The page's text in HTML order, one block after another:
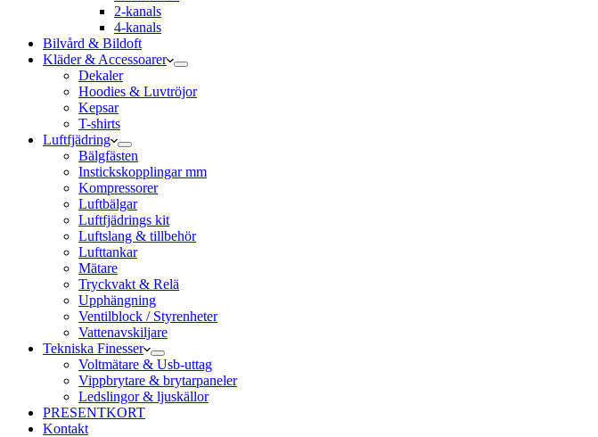
2-kanals
4-kanals
Bilvård & Bildoft
Kläder & Accessoarer
Dekaler
Hoodies & Luvtröjor
Kepsar
T-shirts
Luftfjädring
Bälgfästen
Instickskopplingar mm
Kompressorer
Luftbälgar
Luftfjädrings kit
Luftslang & tillbehör
Lufttankar
Mätare
Tryckvakt & Relä
Upphängning
Ventilblock / Styrenheter
Vattenavskiljare
Tekniska Finesser
Voltmätare & Usb-uttag
Vippbrytare & brytarpaneler
Ledslingor & ljuskällor
PRESENTKORT
Kontakt